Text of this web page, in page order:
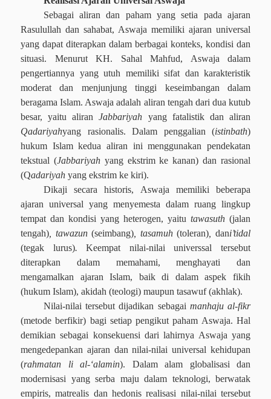
Sebagai aliran dan paham yang setia pada ajaran
Rasulullah dan sahabat, Aswaja memiliki ajaran universal
yang dapat diterapkan dalam berbagai konteks, kondisi dan
situasi. Menurut KH. Sahal Mahfud, Aswaja dalam
pengertiannya yang utuh memiliki sifat dan karakteristik
moderat dan menjunjung tinggi keseimbangan dalam
beragama Islam. Aswaja adalah aliran tengah dari dua kutub
besar, yaitu aliranJabbariyah yang fatalistik dan aliran
Qadariyahyang rasionalis. Dalam penggalian (istinbath)
hukum Islam kedua aliran ini menggunakan pendekatan
tekstual (Jabbariyahyang ekstrim ke kanan) dan rasional
(Qadariyah yang ekstrim ke kiri).
Dikaji secara historis, Aswaja memiliki beberapa
ajaran universal yang menyemesta dalam ruang lingkup
tempat dan kondisi yang heterogen, yaitu tawasuth (jalan
tengah) , tawazun(seimbang) , tasamuh(toleran) ,dani’tidal
(tegak lurus). Keempat nilai-nilai universsal tersebut
diterapkan dalam memahami, menghayati dan
mengamalkan ajaran Islam, baik di dalam aspek fikih
(hukum Islam), akidah (teologi) maupun tasawuf (akhlak).
Nilai-nilai tersebut dijadikan sebagai manhaju al-fikr
(metode berfikir) bagi setiap pengikut paham Aswaja. Hal
demikian sebagai konsekuensi dari lahirnya Aswaja yang
mengedepankan ajaran dan nilai-nilai universal kehidupan
(rahmatan li al-‘alamin). Dalam alam globalisasi dan
modernisasi yang serba maju dalam teknologi, berwatak
empiris, matrealis dan hedonis realisasi nilai-nilai tersebut